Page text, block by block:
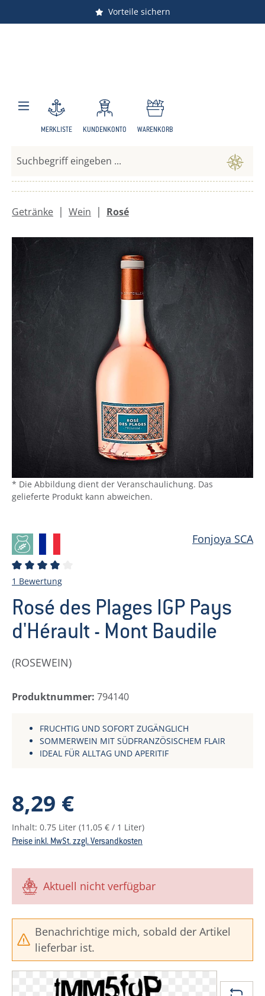
Zum Hauptinhalt springen
Vorteile sichern
Versandkostenfrei ab 150 €
MERKLISTE KUNDENKONTO WARENKORB
Getränke | Wein | Rosé
Bildergalerie überspringen
* Die Abbildung dient der Veranschaulichung. Das
gelieferte Produkt kann abweichen.
Fonjoya SCA
Durchschnittliche Bewertung von 4 von 5 Sternen
1 Bewertung
Rosé des Plages IGP Pays
d'Hérault - Mont Baudile
(ROSEWEIN)
Produktnummer: 794140
FRUCHTIG UND SOFORT ZUGÄNGLICH
SOMMERWEIN MIT SÜDFRANZÖSISCHEM FLAIR
IDEAL FÜR ALLTAG UND APERITIF
Regulärer Preis:
8,29 €
Inhalt: 0.75 Liter (11,05 € / 1 Liter)
Preise inkl. MwSt. zzgl. Versandkosten
Aktuell nicht verfügbar
Benachrichtige mich, sobald der Artikel
lieferbar ist.